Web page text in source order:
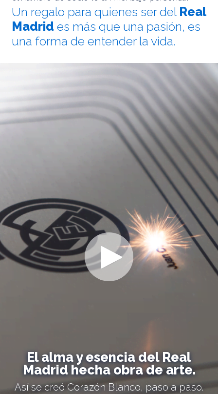
Un regalo para quienes ser del Real
Madrid es más que una pasión, es
una forma de entender la vida.
El alma y esencia del Real
Madrid hecha obra de arte.
Así se creó Corazón Blanco, paso a paso.